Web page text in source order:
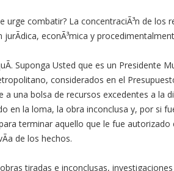
urge combatir? La concentraciÃ³n de los
jurÃ­dica, econÃ³mica y
Suponga Usted que es un Presidente
considerados en el
a una bolsa de recursos excedentes a la
en la loma, la obra inconclusa y, por si
terminar aquello que le fue
de los hechos.
tiradas e inconclusas,